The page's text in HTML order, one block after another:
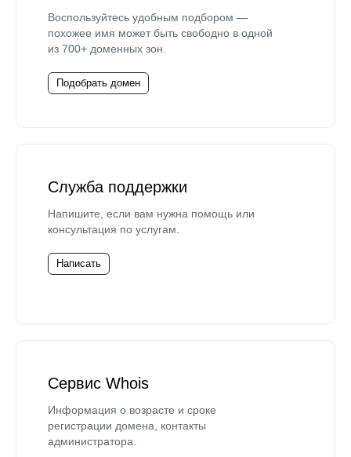
Воспользуйтесь удобным подбором —
похожее имя может быть свободно в одной
из 700+ доменных зон.
Подобрать домен
Служба поддержки
Напишите, если вам нужна помощь или
консультация по услугам.
Написать
Сервис Whois
Информация о возрасте и сроке
регистрации домена, контакты
администратора.